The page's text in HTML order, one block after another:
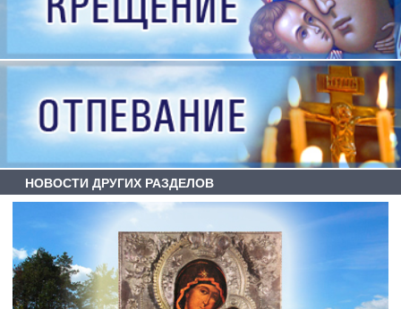
НОВОСТИ ДРУГИХ РАЗДЕЛОВ